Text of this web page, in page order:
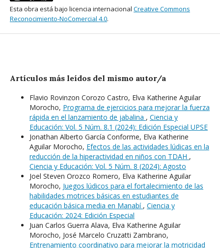
Esta obra está bajo licencia internacional Creative Commons
Reconocimiento-NoComercial 4.0.
Artículos más leídos del mismo autor/a
Flavio Rovinzon Corozo Castro, Elva Katherine Aguilar
Morocho, Programa de ejercicios para mejorar la fuerza
rápida en el lanzamiento de jabalina , Ciencia y
Educación: Vol. 5 Núm. 8.1 (2024): Edición Especial UPSE
Jonathan Alberto García Conforme, Elva Katherine
Aguilar Morocho, Efectos de las actividades lúdicas en la
reducción de la hiperactividad en niños con TDAH ,
Ciencia y Educación: Vol. 5 Núm. 8 (2024): Agosto
Joel Steven Orozco Romero, Elva Katherine Aguilar
Morocho, Juegos lúdicos para el fortalecimiento de las
habilidades motrices básicas en estudiantes de
educación básica media en Manabí , Ciencia y
Educación: 2024: Edición Especial
Juan Carlos Guerra Alava, Elva Katherine Aguilar
Morocho, José Marcelo Cruzatti Zambrano,
Entrenamiento coordinativo para mejorar la motricidad